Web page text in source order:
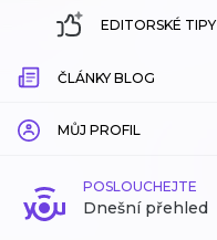
EDITORSKÉ TIPY
ČLÁNKY BLOG
MŮJ PROFIL
POSLOUCHEJTE
Dnešní přehled